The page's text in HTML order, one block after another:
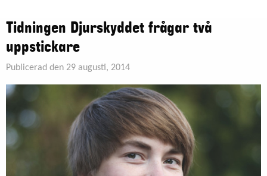
Tidningen Djurskyddet frågar två
uppstickare
Publicerad den 29 augusti, 2014